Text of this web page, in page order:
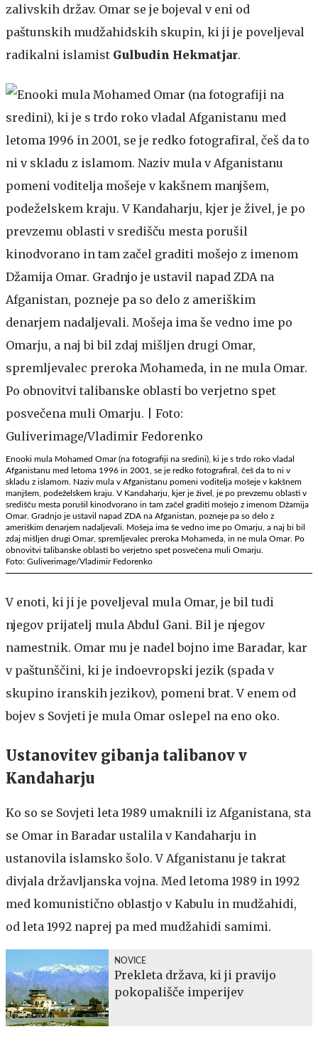
zalivskih držav. Omar se je bojeval v eni od
paštunskih mudžahidskih skupin, ki ji je poveljeval
radikalni islamist Gulbudin Hekmatjar.
Enooki mula Mohamed Omar (na fotografiji na sredini), ki je s trdo roko vladal
Afganistanu med letoma 1996 in 2001, se je redko fotografiral, češ da to ni v
skladu z islamom. Naziv mula v Afganistanu pomeni voditelja mošeje v kakšnem
manjšem, podeželskem kraju. V Kandaharju, kjer je živel, je po prevzemu oblasti v
središču mesta porušil kinodvorano in tam začel graditi mošejo z imenom Džamija
Omar. Gradnjo je ustavil napad ZDA na Afganistan, pozneje pa so delo z
ameriškim denarjem nadaljevali. Mošeja ima še vedno ime po Omarju, a naj bi bil
zdaj mišljen drugi Omar, spremljevalec preroka Mohameda, in ne mula Omar. Po
obnovitvi talibanske oblasti bo verjetno spet posvečena muli Omarju.
Foto: Guliverimage/Vladimir Fedorenko
V enoti, ki ji je poveljeval mula Omar, je bil tudi
njegov prijatelj mula Abdul Gani. Bil je njegov
namestnik. Omar mu je nadel bojno ime Baradar, kar
v paštunščini, ki je indoevropski jezik (spada v
skupino iranskih jezikov), pomeni brat. V enem od
bojev s Sovjeti je mula Omar oslepel na eno oko.
Ustanovitev gibanja talibanov v
Kandaharju
Ko so se Sovjeti leta 1989 umaknili iz Afganistana, sta
se Omar in Baradar ustalila v Kandaharju in
ustanovila islamsko šolo. V Afganistanu je takrat
divjala državljanska vojna. Med letoma 1989 in 1992
med komunistično oblastjo v Kabulu in mudžahidi,
od leta 1992 naprej pa med mudžahidi samimi.
NOVICE
Prekleta država, ki ji pravijo
pokopališče imperijev